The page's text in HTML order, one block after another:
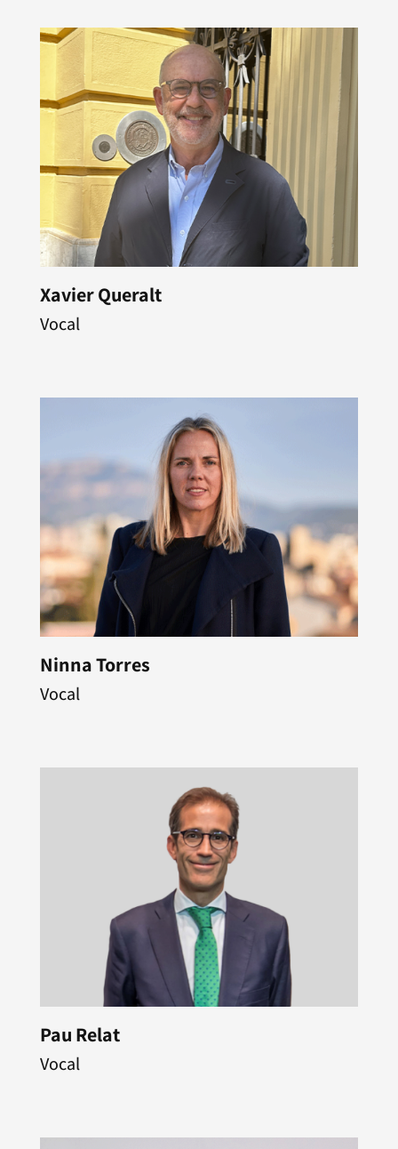
Xavier Queralt
Vocal
Ninna Torres
Vocal
Pau Relat
Vocal